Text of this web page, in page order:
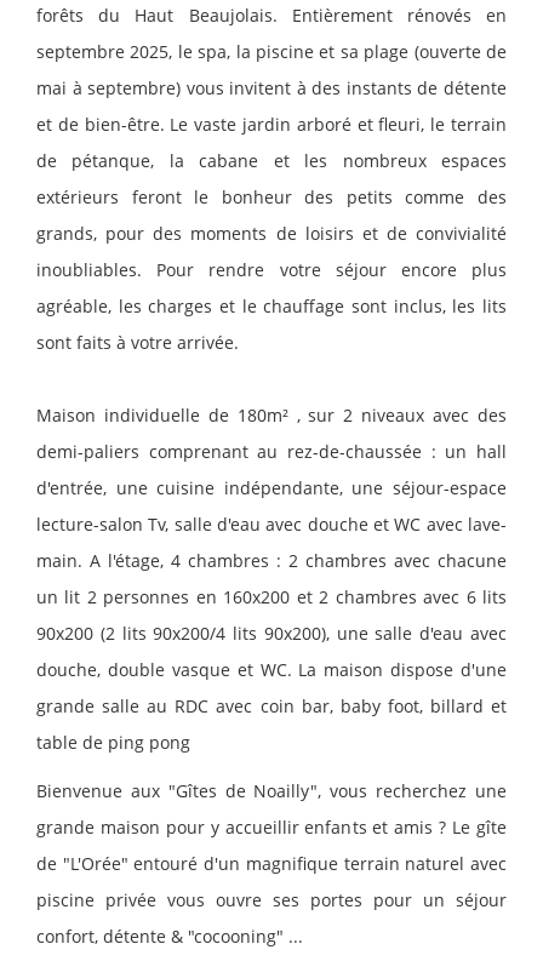
forêts du Haut Beaujolais. Entièrement rénovés en
septembre 2025, le spa, la piscine et sa plage (ouverte de
mai à septembre) vous invitent à des instants de détente
et de bien-être. Le vaste jardin arboré et fleuri, le terrain
de pétanque, la cabane et les nombreux espaces
extérieurs feront le bonheur des petits comme des
grands, pour des moments de loisirs et de convivialité
inoubliables. Pour rendre votre séjour encore plus
agréable, les charges et le chauffage sont inclus, les lits
sont faits à votre arrivée.
Maison individuelle de 180m² , sur 2 niveaux avec des
demi-paliers comprenant au rez-de-chaussée : un hall
d'entrée, une cuisine indépendante, une séjour-espace
lecture-salon Tv, salle d'eau avec douche et WC avec lave-
main. A l'étage, 4 chambres : 2 chambres avec chacune
un lit 2 personnes en 160x200 et 2 chambres avec 6 lits
90x200 (2 lits 90x200/4 lits 90x200), une salle d'eau avec
douche, double vasque et WC. La maison dispose d'une
grande salle au RDC avec coin bar, baby foot, billard et
table de ping pong
Bienvenue aux "Gîtes de Noailly", vous recherchez une
grande maison pour y accueillir enfants et amis ? Le gîte
de "L'Orée" entouré d'un magnifique terrain naturel avec
piscine privée vous ouvre ses portes pour un séjour
confort, détente & "cocooning" ...